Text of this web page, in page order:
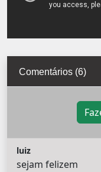
Comentários (6)
luiz
sejam felizem